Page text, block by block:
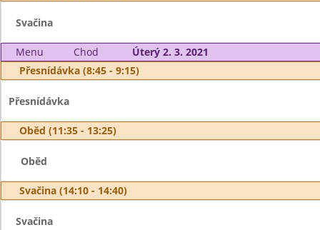
Svačina
Menu Chod
Úterý 2. 3. 2021
Přesnídávka (8:45 - 9:15)
Přesnídávka
Oběd (11:35 - 13:25)
Oběd
Svačina (14:10 - 14:40)
Svačina